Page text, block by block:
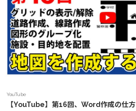
YouTube
【YouTube】第16回、Word作成の仕方